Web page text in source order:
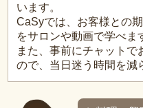
います。
CaSyでは、お客様との
をサロンや動画で学べま
また、事前にチャットで
ので、当日迷う時間を減